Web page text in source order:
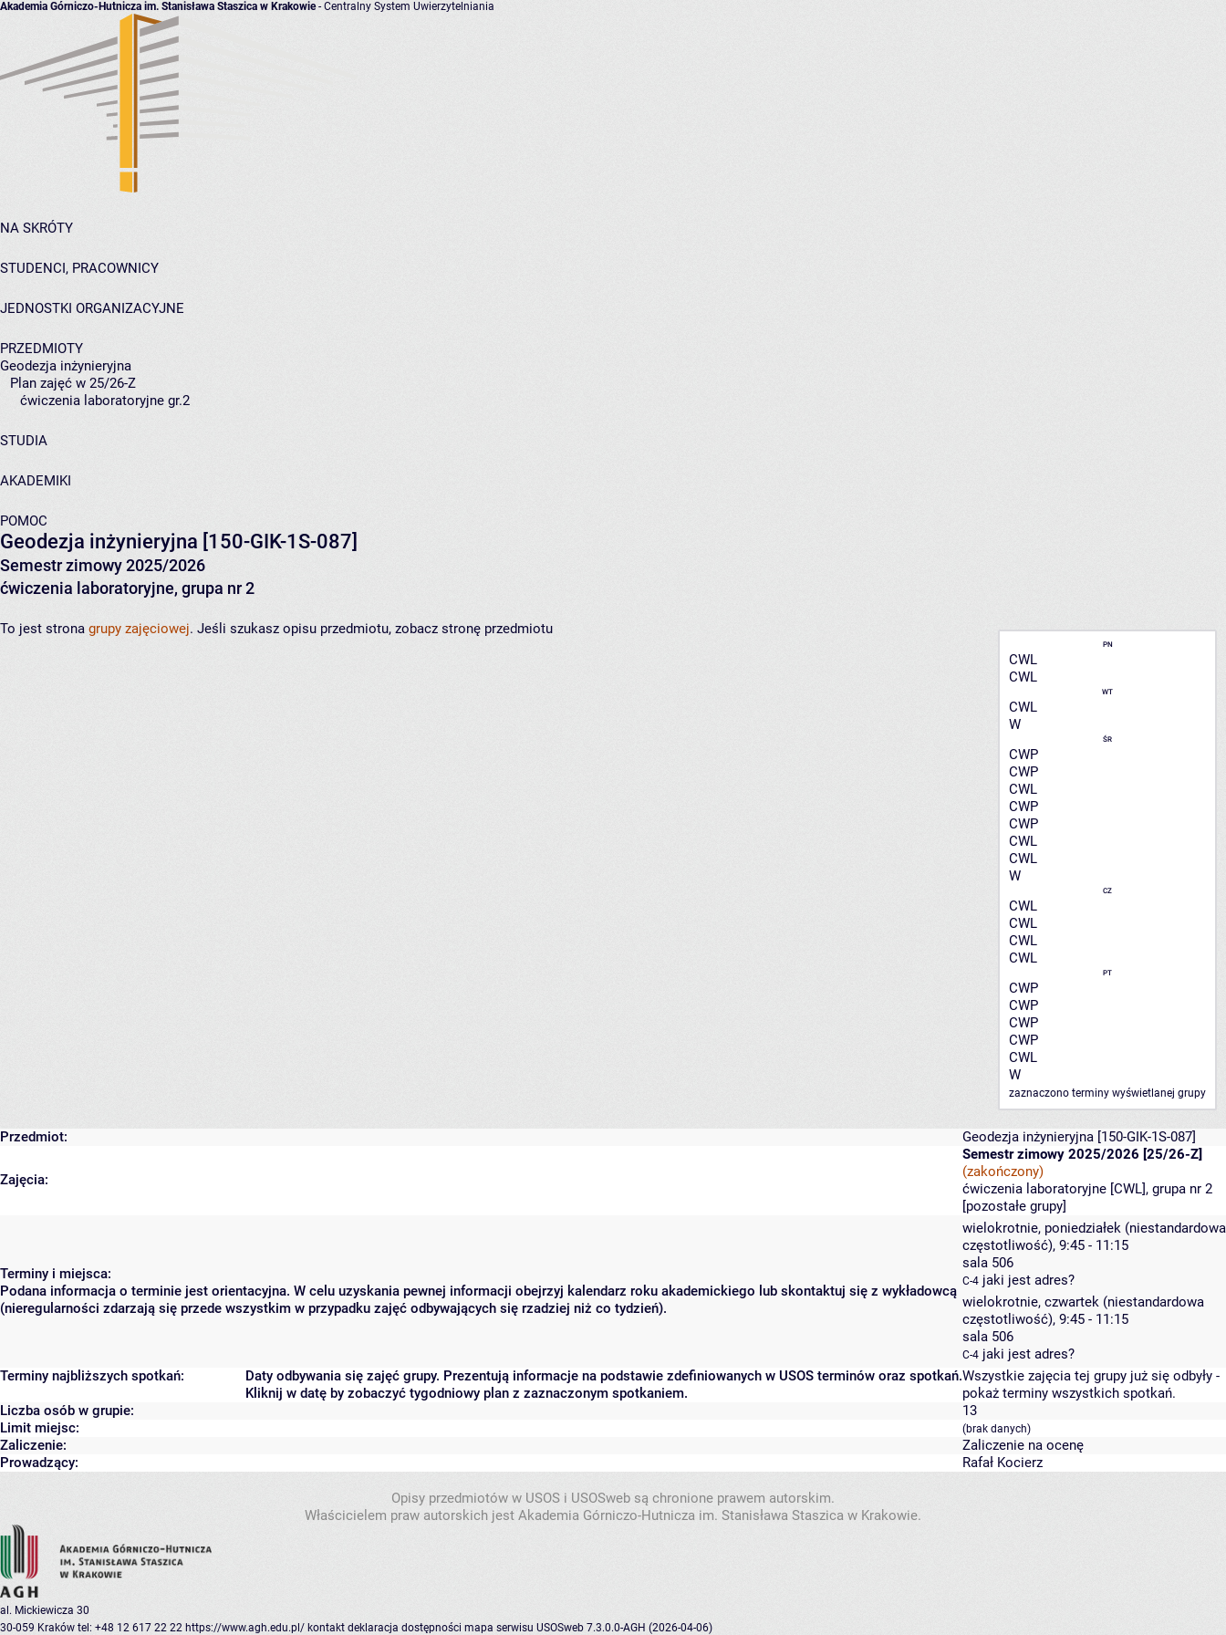
Akademia Górniczo-Hutnicza im. Stanisława Staszica w Krakowie- Centralny System Uwierzytelniania
NA SKRÓTY
STUDENCI, PRACOWNICY
JEDNOSTKI ORGANIZACYJNE
PRZEDMIOTY
Geodezja inżynieryjna
Plan zajęć w 25/26-Z
ćwiczenia laboratoryjne gr.2
STUDIA
AKADEMIKI
POMOC
Geodezja inżynieryjna [150-GIK-1S-087]
Semestr zimowy 2025/2026
ćwiczenia laboratoryjne, grupa nr 2
PN
CWL
CWL
WT
CWL
W
ŚR
CWP
CWP
CWL
CWP
CWP
CWL
CWL
W
CZ
CWL
CWL
CWL
CWL
PT
CWP
CWP
CWP
CWP
CWL
W
zaznaczono terminy wyświetlanej grupy
To jest strona grupy zajęciowej. Jeśli szukasz opisu przedmiotu, zobacz stronę przedmiotu
Przedmiot: Geodezja inżynieryjna [150-GIK-1S-087]
Zajęcia:
Semestr zimowy 2025/2026 [25/26-Z]
(zakończony)
ćwiczenia laboratoryjne [CWL], grupa nr 2
[pozostałe grupy]
Terminy i miejsca:
Podana informacja o terminie jest orientacyjna. W celu uzyskania pewnej informacji obejrzyj kalendarz roku akademickiego lub skontaktuj się z wykładowcą
(nieregularności zdarzają się przede wszystkim w przypadku zajęć odbywających się rzadziej niż co tydzień).
wielokrotnie, poniedziałek (niestandardowa
częstotliwość), 9:45 - 11:15
sala 506
C-4 jaki jest adres?
wielokrotnie, czwartek (niestandardowa
częstotliwość), 9:45 - 11:15
sala 506
C-4 jaki jest adres?
Terminy najbliższych spotkań:
Daty odbywania się zajęć grupy. Prezentują informacje na podstawie zdefiniowanych w USOS terminów oraz spotkań.
Kliknij w datę by zobaczyć tygodniowy plan z zaznaczonym spotkaniem.
Wszystkie zajęcia tej grupy już się odbyły -
pokaż terminy wszystkich spotkań.
Liczba osób w grupie:
13
Limit miejsc:
(brak danych)
Zaliczenie:
Zaliczenie na ocenę
Prowadzący:
Rafał Kocierz
Opisy przedmiotów w USOS i USOSweb są chronione prawem autorskim.
Właścicielem praw autorskich jest Akademia Górniczo-Hutnicza im. Stanisława Staszica w Krakowie.
al. Mickiewicza 30
30-059 Kraków tel: +48 12 617 22 22 https://www.agh.edu.pl/ kontakt deklaracja dostępności mapa serwisu USOSweb 7.3.0.0-AGH (2026-04-06)